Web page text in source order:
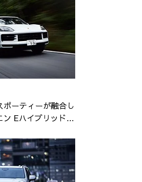
ポーティーが融合し
Eハイブリッド」